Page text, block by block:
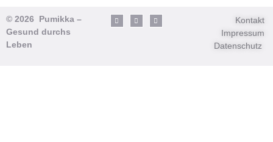
© 2026 Pumikka –
Gesund durchs
Leben
Kontakt
Impressum
Datenschutz